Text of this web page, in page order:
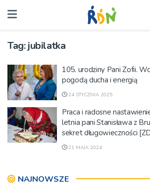
Tag:jubilatka
105. urodziny Pani Zofii.
pogodą ducha i energią
24 STYCZNIA 2025
Praca i radosne
letnia pani Stanisława z
sekret długowieczności
21 MAJA 2024
NAJNOWSZE